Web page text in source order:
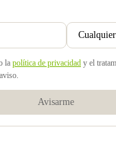
la política de privacidad y el
Avisarme